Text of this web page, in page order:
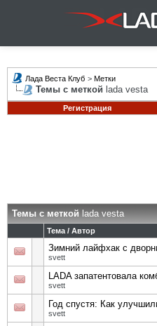
Лада Веста Клуб > Метки
Темы с меткой lada vesta
Регистрация
Темы с меткой lada vesta
Тема / Автор
Зимний лайфхак с
svett
LADA запатентовала
svett
Год спустя: Как
svett